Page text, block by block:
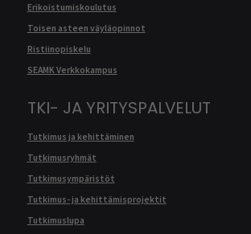
Erikoistumiskoulutus
Toisen asteen väyläopinnot
Ristiinopiskelu
SEAMK Verkkokampus
TKI- JA YRITYSPALVELUT
Tutkimus ja kehittäminen
Tutkimusryhmät
Tutkimusympäristöt
Tutkimus- ja kehittämisprojektit
Tutkimuslupa